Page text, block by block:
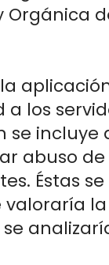
los
se
abuso
Éstas
valoraría